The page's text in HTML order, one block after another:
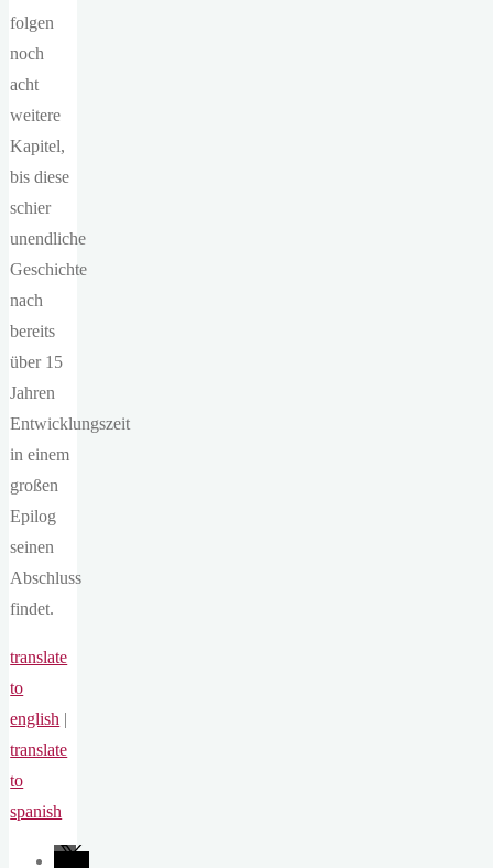
folgen
noch
acht
weitere
Kapitel,
bis diese
schier
unendliche
Geschichte
nach
bereits
über 15
Jahren
Entwicklungszeit
in einem
großen
Epilog
seinen
Abschluss
findet.
translate
to
english |
translate
to
spanish